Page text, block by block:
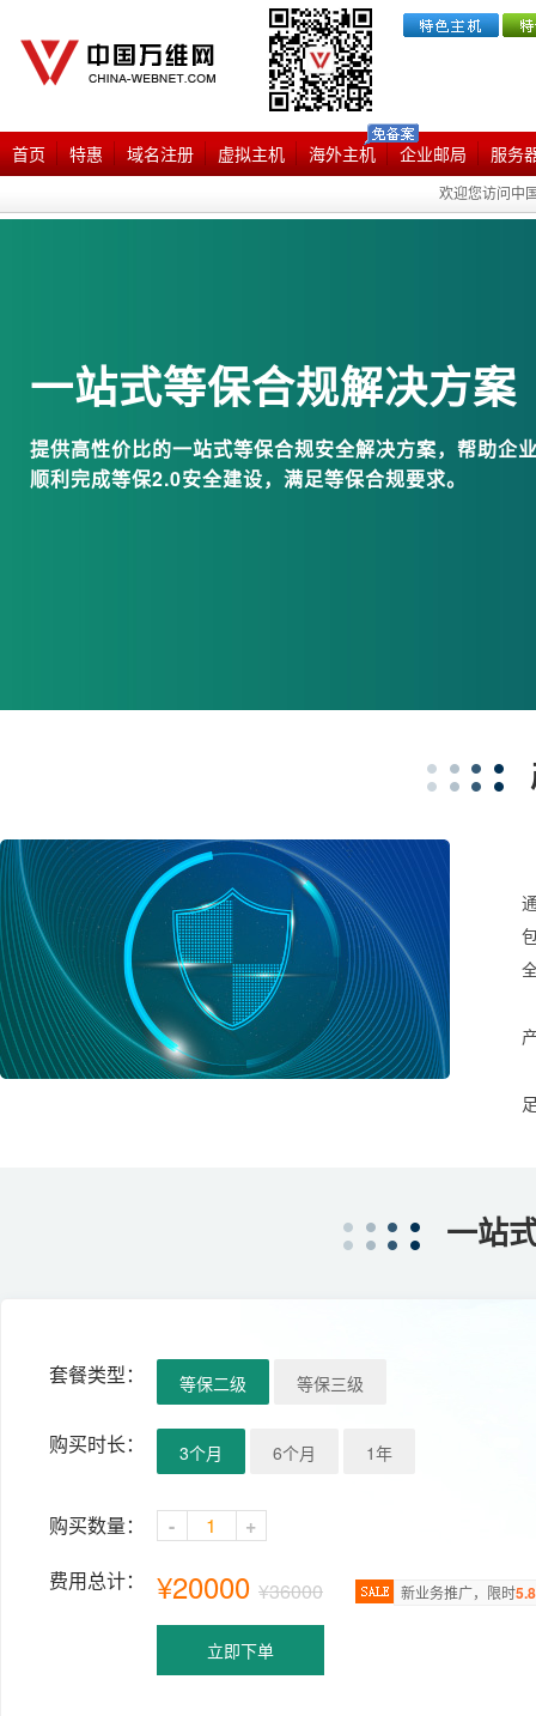
首页
欢迎您访问中
特惠 域名注册 虚拟主机 海外主机 企业邮局 服务
一站式等保合规解决方案
提供高性价比的一站式等保合规安全解决方案，帮助企
顺利完成等保2.0安全建设，满足等保合规要求。
一站
套餐类型： 等保二级 等保三级
购买时长： 3个月 6个月 1年
购买数量： -
+
费用总计：
¥20000 ¥36000 新业务推广，限时